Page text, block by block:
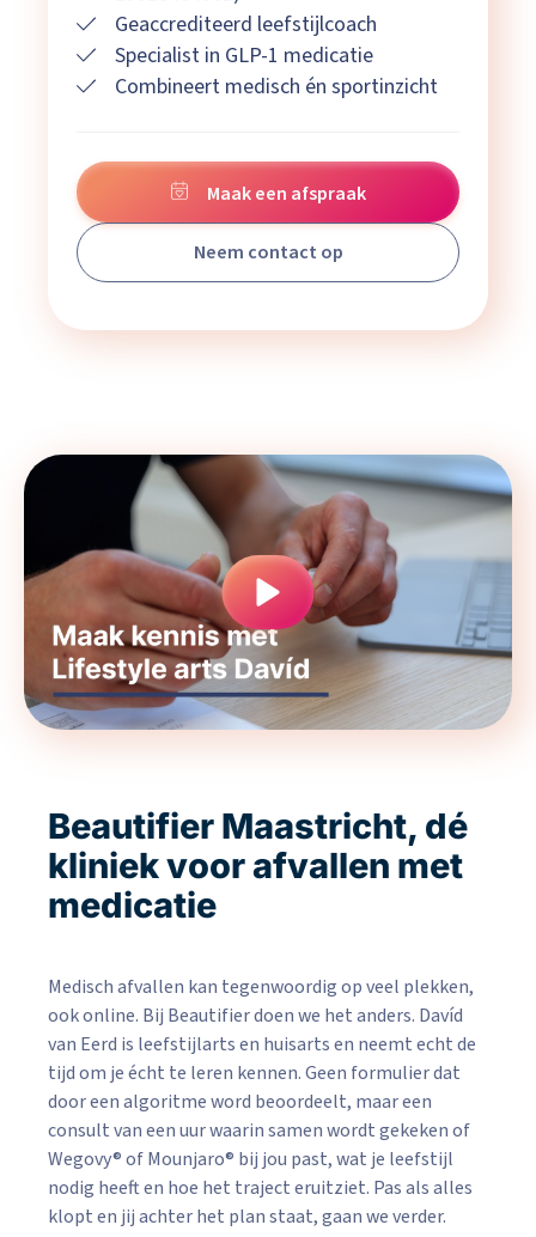
Geaccrediteerd leefstijlcoach
Specialist in GLP-1 medicatie
Combineert medisch én sportinzicht
Maak een afspraak
Neem contact op
Beautifier Maastricht, dé
kliniek voor afvallen met
medicatie
Medisch afvallen kan tegenwoordig op veel plekken,
ook online. Bij Beautifier doen we het anders. Davíd
van Eerd is leefstijlarts en huisarts en neemt echt de
tijd om je écht te leren kennen. Geen formulier dat
door een algoritme word beoordeelt, maar een
consult van een uur waarin samen wordt gekeken of
Wegovy® of Mounjaro® bij jou past, wat je leefstijl
nodig heeft en hoe het traject eruitziet. Pas als alles
klopt en jij achter het plan staat, gaan we verder.